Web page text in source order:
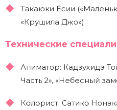
Такаюки Ёсии
«Крушила Джо»)
Технические
Аниматор: Кадзухидэ
Часть 2», «Небесный
Колорист: Сатико